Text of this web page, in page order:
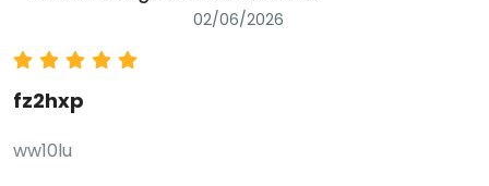
02/06/2026
fz2hxp
ww10lu